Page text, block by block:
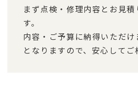
まず点検・修理内容とお見
す。
内容・ご予算に納得いただ
となりますので、安心してご